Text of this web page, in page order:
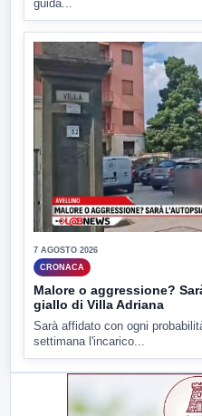
guida...
7 AGOSTO 2026
CRONACA
Malore o aggressione?
giallo di Villa Adriana
Sarà affidato con ogni
settimana l'incarico...